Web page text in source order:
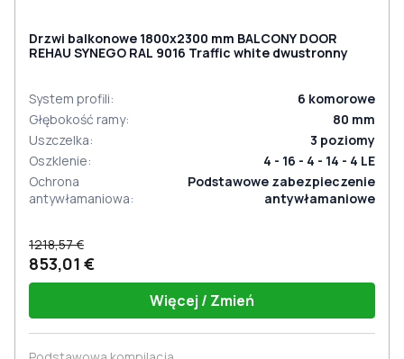
Drzwi balkonowe 1800x2300 mm BALCONY DOOR
REHAU SYNEGO RAL 9016 Traffic white dwustronny
System profili: 6 komorowe
Głębokość ramy: 80 mm
Uszczelka: 3 poziomy
Oszklenie:
4 - 16 - 4 - 14 - 4 LE
Ochrona
antywłamaniowa:
Podstawowe zabezpieczenie
antywłamaniowe
1218,57 €
853,01 €
Więcej / Zmień